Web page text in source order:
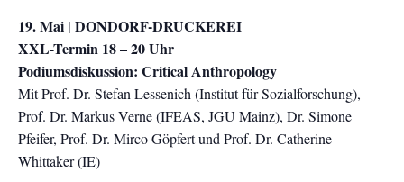
19. Mai | DONDORF-DRUCKEREI
XXL-Termin 18 – 20 Uhr
Podiumsdiskussion: Critical Anthropology
Mit Prof. Dr. Stefan Lessenich (Institut für Sozialforschung),
Prof. Dr. Markus Verne (IFEAS, JGU Mainz), Dr. Simone
Pfeifer, Prof. Dr. Mirco Göpfert und Prof. Dr. Catherine
Whittaker (IE)